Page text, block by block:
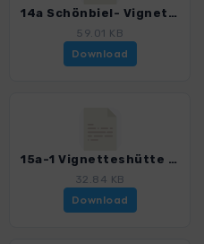
14a Schönbiel- Vignetteshütte.gpx
59.01 KB
Download
15a-1 Vignetteshütte - Pigne d'Arolla - Chanrionhütte.gpx
32.84 KB
Download